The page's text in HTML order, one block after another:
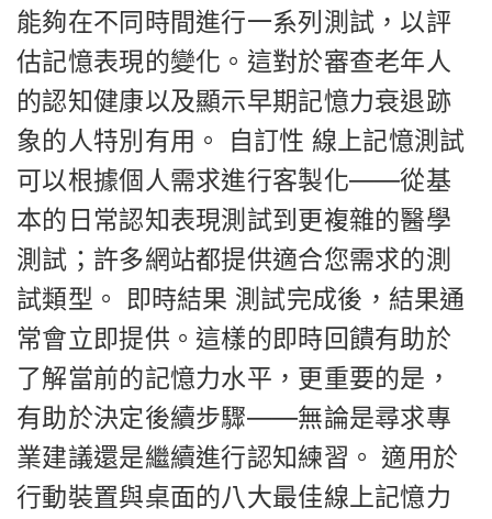
能夠在不同時間進行一系列測試，以評
估記憶表現的變化。這對於審查老年人
的認知健康以及顯示早期記憶力衰退跡
象的人特別有用。 自訂性 線上記憶測試
可以根據個人需求進行客製化——從基
本的日常認知表現測試到更複雜的醫學
測試；許多網站都提供適合您需求的測
試類型。 即時結果 測試完成後，結果通
常會立即提供。這樣的即時回饋有助於
了解當前的記憶力水平，更重要的是，
有助於決定後續步驟——無論是尋求專
業建議還是繼續進行認知練習。 適用於
行動裝置與桌面的八大最佳線上記憶力